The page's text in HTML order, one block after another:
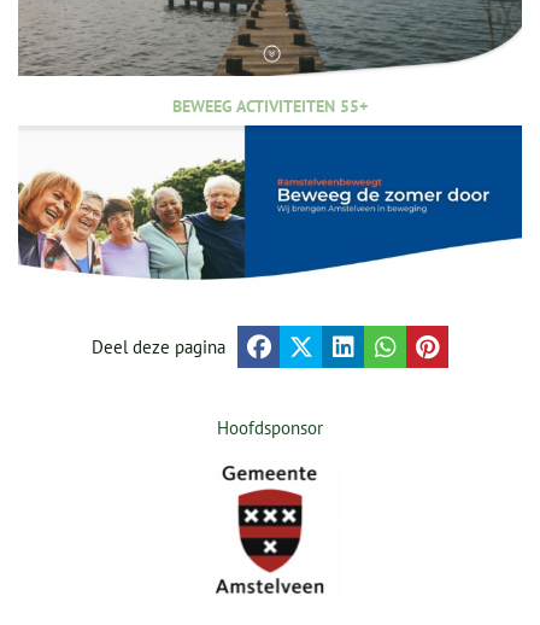
BEWEEG ACTIVITEITEN 55+
Deel deze pagina
Hoofdsponsor